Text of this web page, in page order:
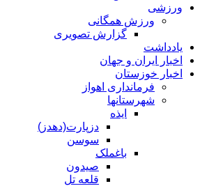
ورزشی
ورزش همگانی
گزارش تصویری
یادداشت
اخبار ایران و جهان
اخبار خوزستان
فرمانداری اهواز
شهرستانها
ایذه
دزپارت(دهدز)
سوسن
باغملک
صیدون
قلعه تل